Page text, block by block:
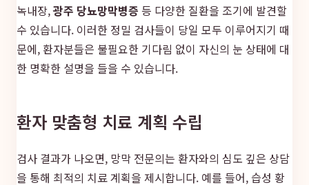
녹내장,광주 당뇨망막병증 등 다양한 질환을 조기에 발견할
수 있습니다. 이러한 정밀 검사들이 당일 모두 이루어지기 때
문에, 환자분들은 불필요한 기다림 없이 자신의 눈 상태에 대
한 명확한 설명을 들을 수 있습니다.
환자 맞춤형 치료 계획 수립
검사 결과가 나오면, 망막 전문의는 환자와의 심도 깊은 상담
을 통해 최적의 치료 계획을 제시합니다. 예를 들어, 습성 황